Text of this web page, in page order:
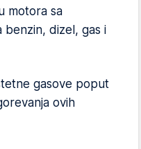
motora sa
benzin, dizel, gas i
gasove poput
ovih